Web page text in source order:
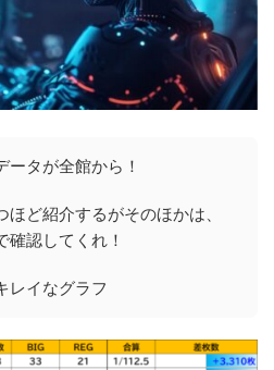
ータが全館から！
ほど紹介するがそのほかは、
確認してくれ！
レイなグラフ